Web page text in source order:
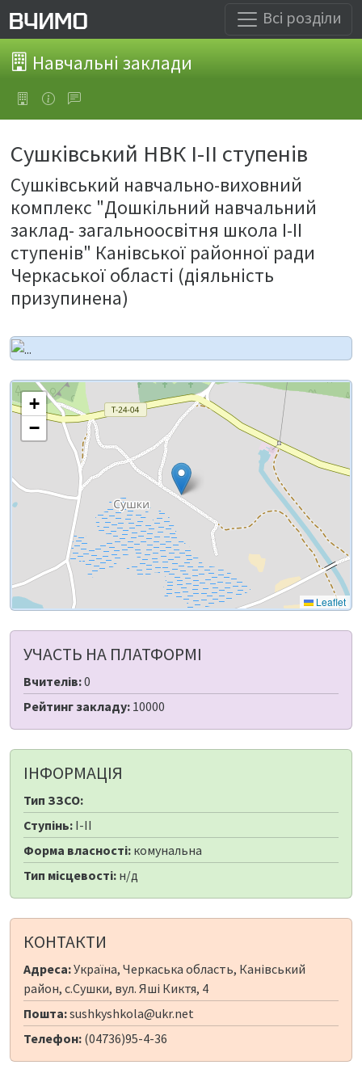
Всі розділи
Навчальні заклади
Сушківський НВК І-ІІ ступенів
Сушківський навчально-виховний
комплекс "Дошкільний навчальний
заклад- загальноосвітня школа І-ІІ
ступенів" Канівської районної ради
Черкаської області (діяльність
призупинена)
+
−
Leaflet
УЧАСТЬ НА ПЛАТФОРМІ
Вчителів:0
Рейтинг закладу: 10000
ІНФОРМАЦІЯ
Тип ЗЗСО:
Ступінь: I-II
Форма власності: комунальна
Тип місцевості: н/д
КОНТАКТИ
Адреса:Україна, Черкаська область, Канівський
район, с.Сушки, вул. Яші Киктя, 4
Пошта:sushkyshkola@ukr.net
Телефон: (04736)95-4-36